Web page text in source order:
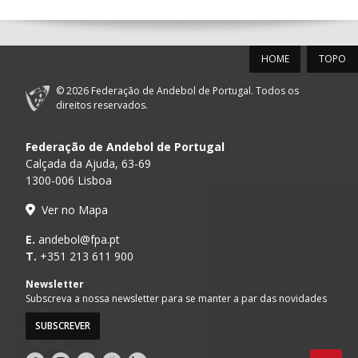
15:00 20 CF OS BELENENSES
PÓVOA AC /
15:00 147 MADEIRA SAD
16:00
17:00 149
Bettermann
17:00 16
ANDEBOL SAD
17:15 145
TOPO
HOME
© 2026 Federação de Andebol de Portugal. Todos os
direitos reservados.
Federação de Andebol de Portugal
Calçada da Ajuda, 63-69
1300-006 Lisboa
Ver no Mapa
E. andebol@fpa.pt
T. +351 213 611 900
Newsletter
Subscreva a nossa newsletter para se manter a par das novidades
SUBSCREVER